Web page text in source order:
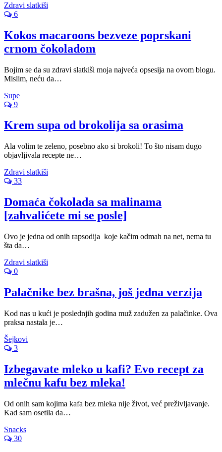
Zdravi slatkiši
6
Kokos macaroons bezveze poprskani
crnom čokoladom
Bojim se da su zdravi slatkiši moja najveća opsesija na ovom blogu.
Mislim, neću da…
Supe
9
Krem supa od brokolija sa orasima
Ala volim te zeleno, posebno ako si brokoli! To što nisam dugo
objavljivala recepte ne…
Zdravi slatkiši
33
Domaća čokolada sa malinama
[zahvalićete mi se posle]
Ovo je jedna od onih rapsodija koje kačim odmah na net, nema tu
šta da…
Zdravi slatkiši
0
Palačnike bez brašna, još jedna verzija
Kod nas u kući je poslednjih godina muž zadužen za palačinke. Ova
praksa nastala je…
Šejkovi
3
Izbegavate mleko u kafi? Evo recept za
mlečnu kafu bez mleka!
Od onih sam kojima kafa bez mleka nije život, već preživljavanje.
Kad sam osetila da…
Snacks
30